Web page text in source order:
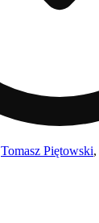
Tomasz Piętowski,